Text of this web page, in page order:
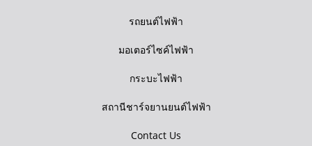
รถยนต์ไฟฟ้า
มอเตอร์ไซค์ไฟฟ้า
กระบะไฟฟ้า
สถานีชาร์จยานยนต์ไฟฟ้า
Contact Us